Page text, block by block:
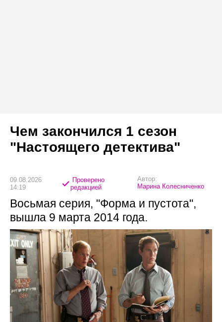
Чем закончился 1 сезон
"Настоящего детектива"
09.08.2026
14:19
Проверено
редакцией
Автор:
Марина Колесниченко
Восьмая серия, "Форма и пустота",
вышла 9 марта 2014 года.